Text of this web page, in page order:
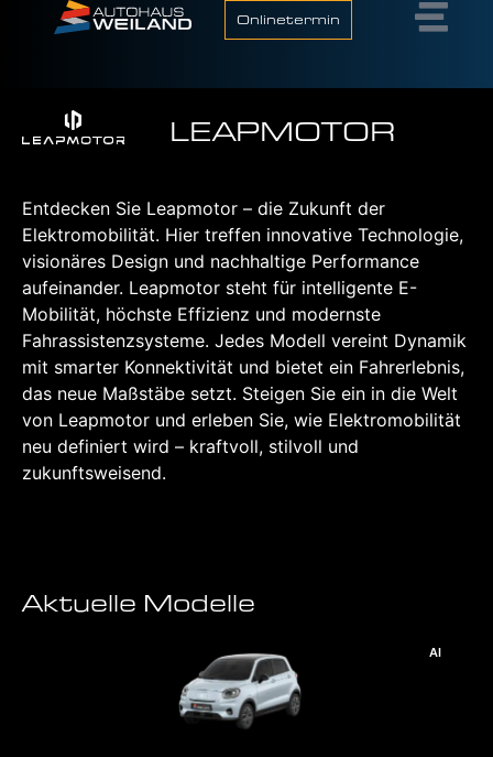
Onlinetermin
LEAPMOTOR
Entdecken Sie Leapmotor – die Zukunft der
Elektromobilität. Hier treffen innovative Technologie,
visionäres Design und nachhaltige Performance
aufeinander. Leapmotor steht für intelligente E-
Mobilität, höchste Effizienz und modernste
Fahrassistenzsysteme. Jedes Modell vereint Dynamik
mit smarter Konnektivität und bietet ein Fahrerlebnis,
das neue Maßstäbe setzt. Steigen Sie ein in die Welt
von Leapmotor und erleben Sie, wie Elektromobilität
neu definiert wird – kraftvoll, stilvoll und
zukunftsweisend.
Aktuelle Modelle
AI